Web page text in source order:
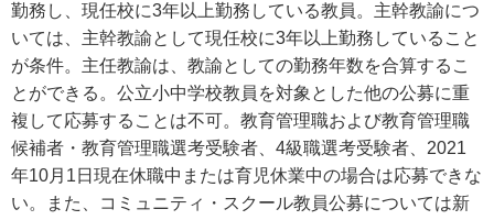
勤務し、現任校に3年以上勤務している教員。主幹教諭につ
いては、主幹教諭として現任校に3年以上勤務していること
が条件。主任教諭は、教諭としての勤務年数を合算するこ
とができる。公立小中学校教員を対象とした他の公募に重
複して応募することは不可。教育管理職および教育管理職
候補者・教育管理職選考受験者、4級職選考受験者、2021
年10月1日現在休職中または育児休業中の場合は応募できな
い。また、コミュニティ・スクール教員公募については新